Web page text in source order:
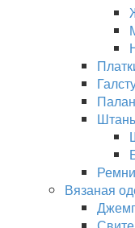
Ремни
Вязаная